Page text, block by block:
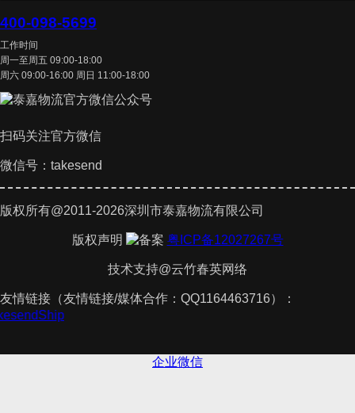
400-098-5699
工作时间
周一至周五 09:00-18:00
周六 09:00-16:00 周日 11:00-18:00
扫码关注官方微信
微信号：takesend
版权所有@2011-2026深圳市泰嘉物流有限公司
版权声明 粤ICP备12027267号
技术支持@云竹春英网络
友情链接（友情链接/媒体合作：QQ1164463716）：
企业微信